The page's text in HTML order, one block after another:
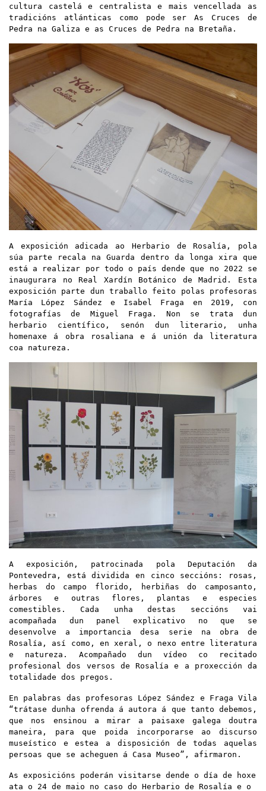
cultura castelá e centralista e mais vencellada as
tradicións atlánticas como pode ser As Cruces de
Pedra na Galiza e as Cruces de Pedra na Bretaña.
A exposición adicada ao Herbario de Rosalía, pola
súa parte recala na Guarda dentro da longa xira que
está a realizar por todo o país dende que no 2022 se
inaugurara no Real Xardín Botánico de Madrid. Esta
exposición parte dun traballo feito polas profesoras
María López Sández e Isabel Fraga en 2019, con
fotografías de Miguel Fraga. Non se trata dun
herbario científico, senón dun literario, unha
homenaxe á obra rosaliana e á unión da literatura
coa natureza.
A exposición, patrocinada pola Deputación da
Pontevedra, está divididaen cinco seccións: rosas,
herbas do campo florido, herbiñas do camposanto,
árbores e outras flores, plantas e especies
comestibles. Cada unha destas seccións vai
acompañada dun panel explicativo no que se
desenvolve a importancia desa serie na obra de
Rosalía, así­ como, en xeral, o nexo entre literatura
e natureza. Acompañado dun vídeo co recitado
profesional dos versos de Rosalí­a e a proxección da
totalidade dos pregos.
En palabras das profesoras López Sández e Fraga Vila
“trátase dunha ofrenda á autora á que tanto debemos,
que nos ensinou a mirar a paisaxe galega doutra
maneira, para que poida incorporarse ao discurso
museístico e estea a disposición de todas aquelas
persoas que se acheguen á Casa Museo”, afirmaron.
As exposicións poderán visitarse dende o día de hoxe
ata o 24 de maio no caso do Herbario de Rosalía e o